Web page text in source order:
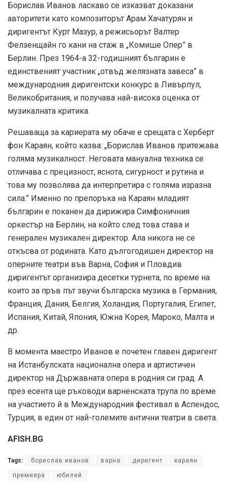
Борислав Иванов ласкаво се изказват доказани
авторитети като композиторът Арам Хачатурян и
диригентът Курт Мазур, а режисьорът Валтер
Фелзенщайн го кани на стаж в „Комише Опер” в
Берлин. През 1964-а 32-годишният българин е
единственият участник „отвъд желязната завеса” в
международния диригентски конкурс в Ливърпул,
Великобритания, и получава най-висока оценка от
музикалната критика.
Решаваща за кариерата му обаче е срещата с Херберт
фон Караян, който казва: „Борислав Иванов притежава
голяма музикалност. Неговата мануална техника се
отличава с прецизност, яснота, сигурност и рутина и
това му позволява да интерпретира с голяма изразна
сила.” Именно по препоръка на Караян младият
българин е поканен да дирижира Симфоничния
оркестър на Берлин, на който след това става и
генерален музикален директор. Ала никога не се
откъсва от родината. Като дългогодишен директор на
оперните театри във Варна, София и Пловдив
диригентът организира десетки турнета, по време на
които за пръв път звучи българска музика в Германия,
Франция, Дания, Белгия, Холандия, Португалия, Египет,
Испания, Китай, Япония, Южна Корея, Мароко, Малта и
др.
В момента маестро Иванов е почетен главен диригент
на Истанбулската национална опера и артистичен
директор на Държавната опера в родния си град. А
през есента ще ръководи варненската трупа по време
на участието й в Международния фестивал в Аспендос,
Турция, в един от най-големите антични театри в света.
AFISH.BG
Tags: борислав иванов варна диригент караян
премиера юбилей